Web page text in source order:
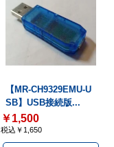
【MR-CH9329EMU-U
SB】USB接続版...
￥1,500
税込￥1,650